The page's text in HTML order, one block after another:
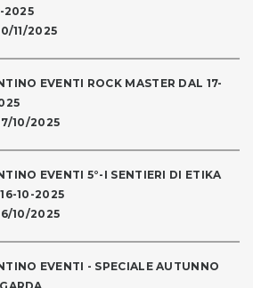
2025
11/2025
EVENTI ROCK MASTER DAL 17-
10/2025
EVENTI 5°-I SENTIERI DI ETIKA
10-2025
10/2025
EVENTI - SPECIALE AUTUNNO